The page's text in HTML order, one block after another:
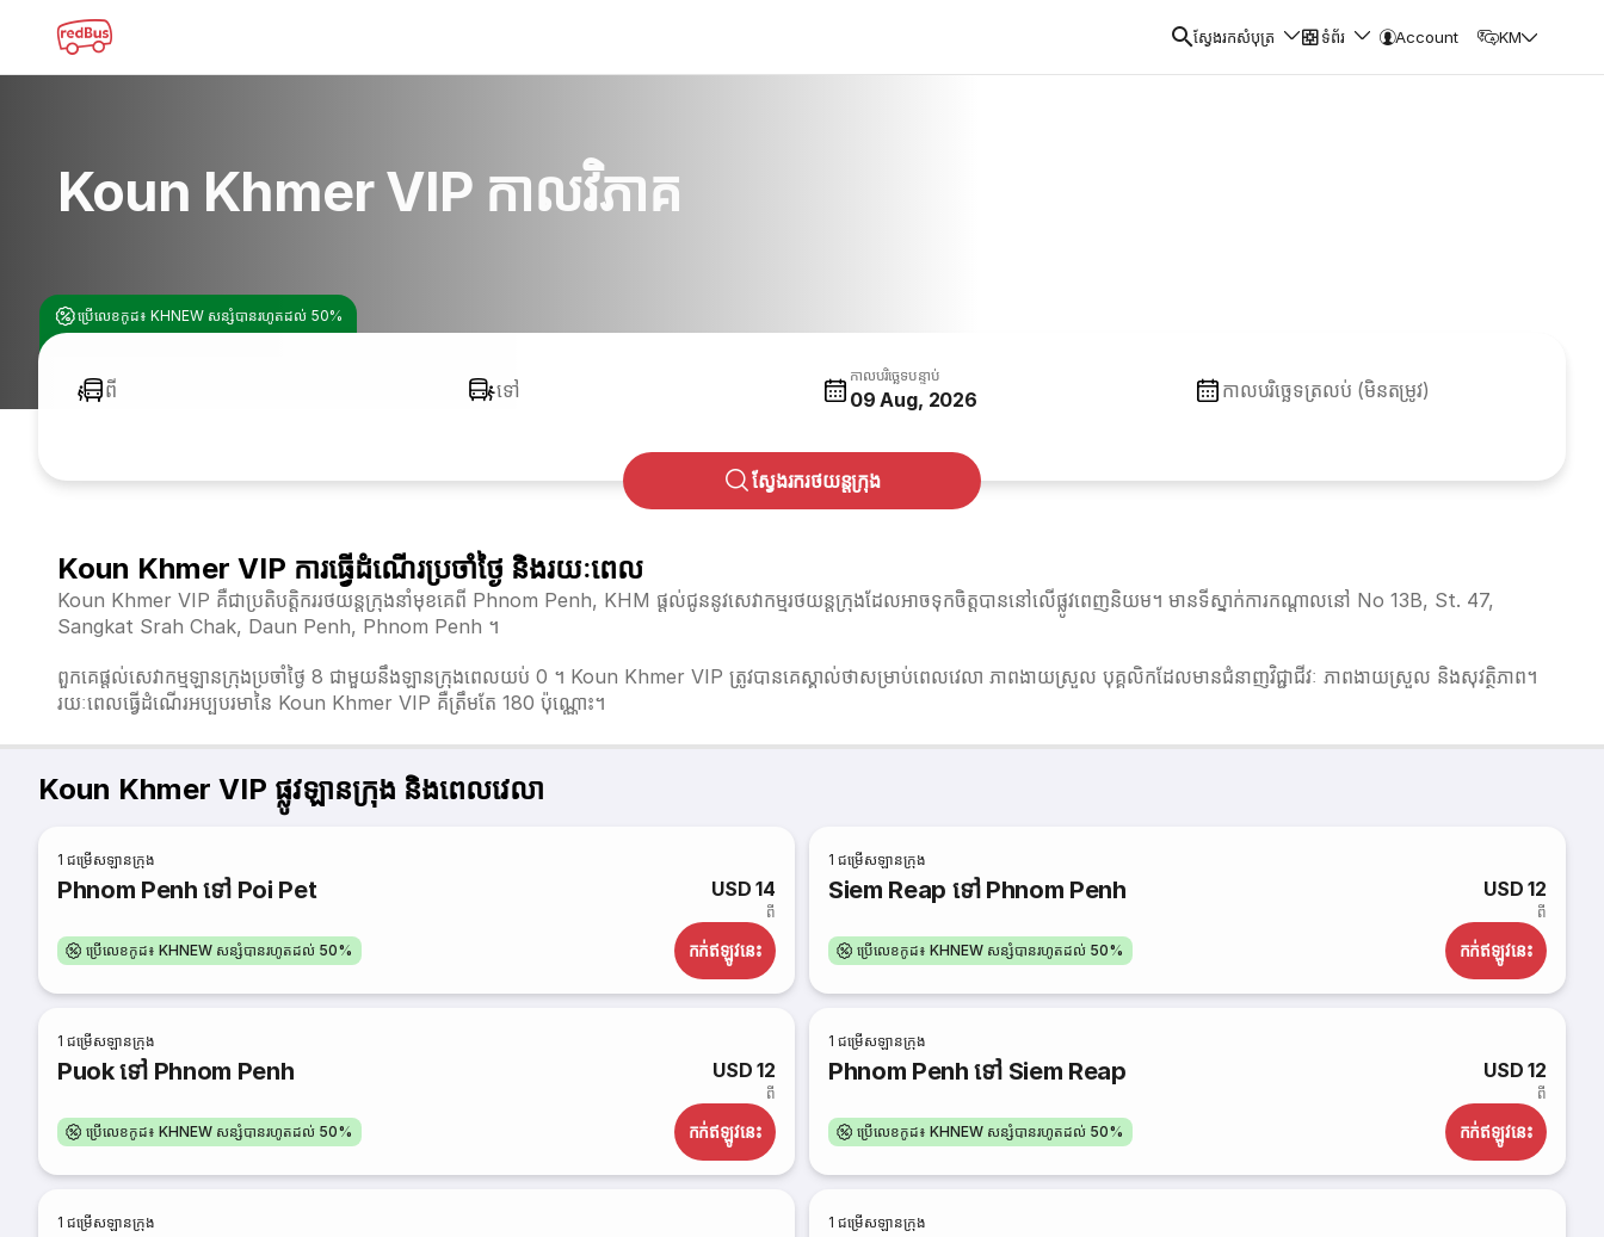
ស្វែងរកសំបុត្រ ទំព័រ Account KM
Koun Khmer VIP កាលវិភាគ
ប្រើលេខកូដ៖ KHNEW សន្សំបានរហូតដល់ 50%
ពី ទៅ
កាលបរិច្ឆេទបន្ទាប់
09 Aug, 2026 កាលបរិច្ឆេទត្រលប់ (មិនតម្រូវ)
ស្វែងរករថយន្តក្រុង
Koun Khmer VIP ការធ្វើដំណើរប្រចាំថ្ងៃ និងរយៈពេល
Koun Khmer VIP គឺជាប្រតិបត្តិកររថយន្តក្រុងនាំមុខគេពី Phnom Penh, KHM ផ្តល់ជូននូវសេវាកម្មរថយន្តក្រុងដែលអាចទុកចិត្តបាននៅលើផ្លូវពេញនិយម។ មានទីស្នាក់ការកណ្តាលនៅ No 13B, St. 47,
Sangkat Srah Chak, Daun Penh, Phnom Penh ។
ពួកគេផ្តល់សេវាកម្មឡានក្រុងប្រចាំថ្ងៃ 8 ជាមួយនឹងឡានក្រុងពេលយប់ 0 ។ Koun Khmer VIP ត្រូវបានគេស្គាល់ថាសម្រាប់ពេលវេលា ភាពងាយស្រួល បុគ្គលិកដែលមានជំនាញវិជ្ជាជីវៈ ភាពងាយស្រួល និងសុវត្ថិភាព។
រយៈពេលធ្វើដំណើរអប្បបរមានៃ Koun Khmer VIP គឺត្រឹមតែ 180 ប៉ុណ្ណោះ។
Koun Khmer VIP ផ្លូវឡានក្រុង និងពេលវេលា
1 ជម្រើសឡានក្រុង
Phnom Penh ទៅ Poi Pet USD 14
ពី
ប្រើលេខកូដ៖ KHNEW សន្សំបានរហូតដល់ 50% កក់​ឥឡូវនេះ
1 ជម្រើសឡានក្រុង
Siem Reap ទៅ Phnom Penh USD 12
ពី
ប្រើលេខកូដ៖ KHNEW សន្សំបានរហូតដល់ 50% កក់​ឥឡូវនេះ
1 ជម្រើសឡានក្រុង
Puok ទៅ Phnom Penh USD 12
ពី
ប្រើលេខកូដ៖ KHNEW សន្សំបានរហូតដល់ 50% កក់​ឥឡូវនេះ
1 ជម្រើសឡានក្រុង
Phnom Penh ទៅ Siem Reap USD 12
ពី
ប្រើលេខកូដ៖ KHNEW សន្សំបានរហូតដល់ 50% កក់​ឥឡូវនេះ
1 ជម្រើសឡានក្រុង 1 ជម្រើសឡានក្រុង